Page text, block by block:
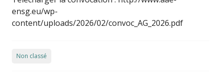
ensg.eu/wp-
content/uploads/2026/02/convoc_AG_2026.pdf
Non classé